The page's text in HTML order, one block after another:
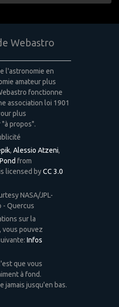
Webastro
l'astronomie en
amateur plus
fonctionne
association loi 1901
plus
propos".
, Alessio Atzeni,
from
licensed byCC 3.0
NASA/JPL-
- Quercus
sur la
vous pouvez
Infos
que vous
à fond.
jamais jusqu'en bas.